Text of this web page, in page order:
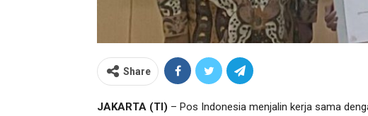
Share
JAKARTA (TI) – Pos Indonesia menjalin kerja sama